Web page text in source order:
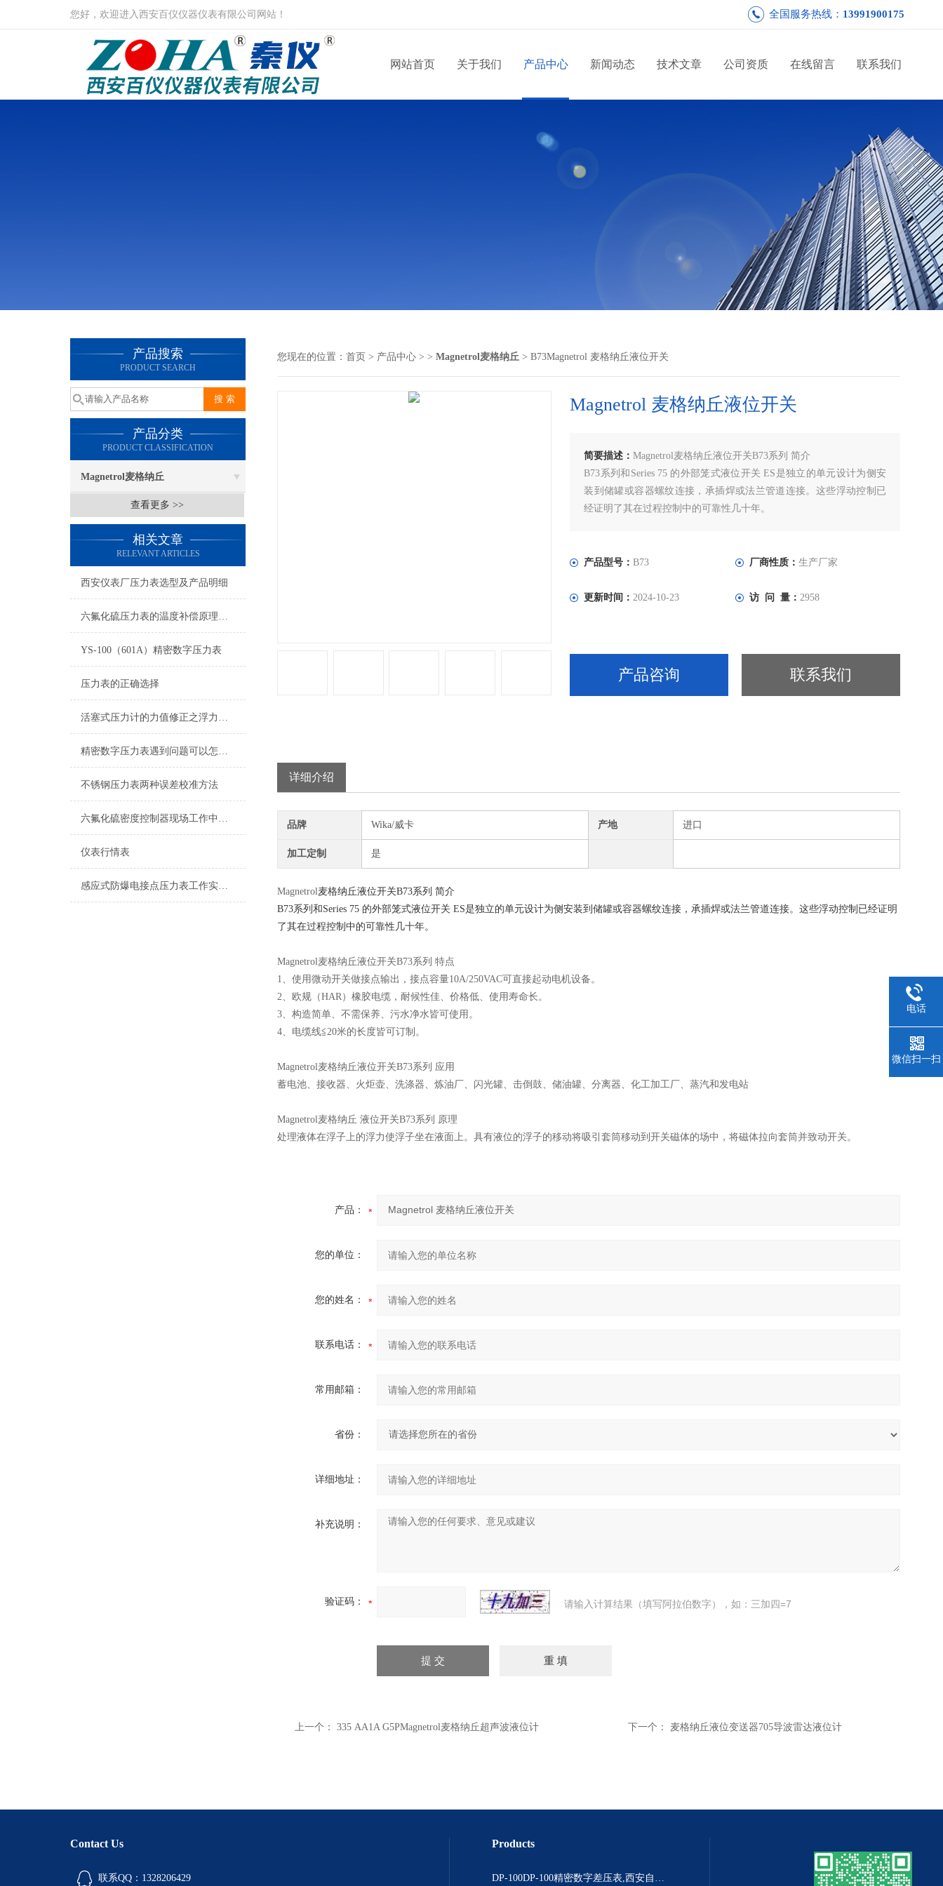
您好，欢迎进入西安百仪仪器仪表有限公司网站！ 全国服务热线： 13991900175
网站首页 关于我们 产品中心 新闻动态 技术文章 公司资质 在线留言 联系我们
产品搜索
PRODUCT SEARCH
产品分类
PRODUCT CLASSIFICATION
Magnetrol麦格纳丘
查看更多 >>
相关文章
RELEVANT ARTICLES
西安仪表厂压力表选型及产品明细
六氟化硫压力表的温度补偿原理你了解多少？
YS-100（601A）精密数字压力表
压力表的正确选择
活塞式压力计的力值修正之浮力影响
精密数字压力表遇到问题可以怎么样处理
不锈钢压力表两种误差校准方法
六氟化硫密度控制器现场工作中涉及到哪些检测内容
仪表行情表
感应式防爆电接点压力表工作实现的控制目的
您现在的位置： 首页 > 产品中心 > > Magnetrol麦格纳丘 > B73Magnetrol 麦格纳丘液位开关
Magnetrol 麦格纳丘液位开关
简要描述：Magnetrol麦格纳丘液位开关B73系列 简介
B73系列和Series 75 的外部笼式液位开关 ES是独立的单元设计为侧安
装到储罐或容器螺纹连接，承插焊或法兰管道连接。这些浮动控制已
经证明了其在过程控制中的可靠性几十年。
产品型号：B73 厂商性质： 生产厂家
更新时间：2024-10-23 访 问 量： 2958
产品咨询 联系我们
详细介绍
品牌 Wika/威卡 产地 进口
加工定制 是
Magnetrol麦格纳丘液位开关B73系列 简介
B73系列和Series 75 的外部笼式液位开关 ES是独立的单元设计为侧安装到储罐或容器螺纹连接，承插焊或法兰管道连接。这些浮动控制已经证明
了其在过程控制中的可靠性几十年。
Magnetrol麦格纳丘液位开关B73系列 特点
1、使用微动开关做接点输出，接点容量10A/250VAC可直接起动电机设备。
2、欧规（HAR）橡胶电缆，耐候性佳、价格低、使用寿命长。
3、构造简单、不需保养、污水净水皆可使用。
4、电缆线≦20米的长度皆可订制。
Magnetrol麦格纳丘液位开关B73系列 应用
蓄电池、接收器、火炬壶、洗涤器、炼油厂、闪光罐、击倒鼓、储油罐、分离器、化工加工厂、蒸汽和发电站
Magnetrol麦格纳丘 液位开关B73系列 原理
处理液体在浮子上的浮力使浮子坐在液面上。具有液位的浮子的移动将吸引套筒移动到开关磁体的场中，将磁体拉向套筒并致动开关。
产品：
您的单位：
您的姓名：
联系电话：
常用邮箱：
省份：
详细地址：
补充说明：
验证码： 请输入计算结果（填写阿拉伯数字），如：三加四=7
上一个： 335 AA1A G5PMagnetrol麦格纳丘超声波液位计 下一个： 麦格纳丘液位变送器705导波雷达液位计
Contact Us
联系QQ：1328206429
Products
DP-100DP-100精密数字差压表,西安自动化仪表一厂 数字压力表
电话
微信扫一扫